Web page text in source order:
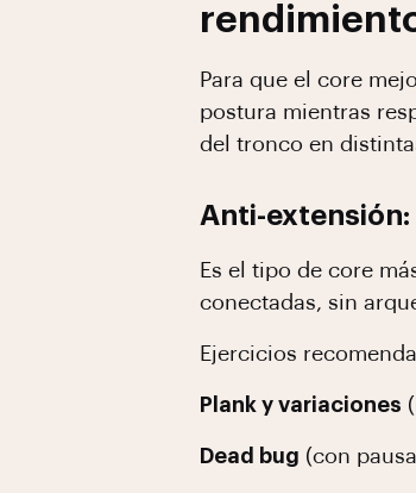
Para que el core
postura mientras
del tronco en
Anti-extensión:
Es el tipo de core
conectadas, sin
Ejercicios
Plank y variaciones
Dead bug (con